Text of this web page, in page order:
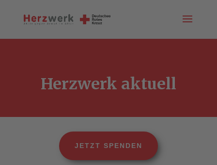
Herzwerk aktuell
JETZT SPENDEN